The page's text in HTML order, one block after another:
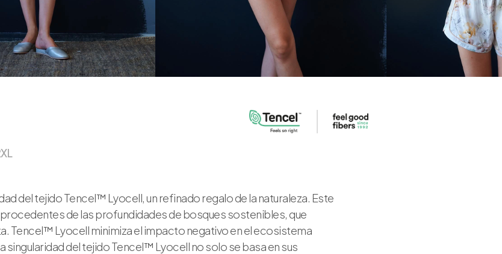
del tejido Tencel™ Lyocell, un refinado regalo de la naturaleza. Este
de las profundidades de bosques sostenibles, que
Tencel™ Lyocell minimiza el impacto negativo en el ecosistema
singularidad del tejido Tencel™ Lyocell no solo se basa en sus